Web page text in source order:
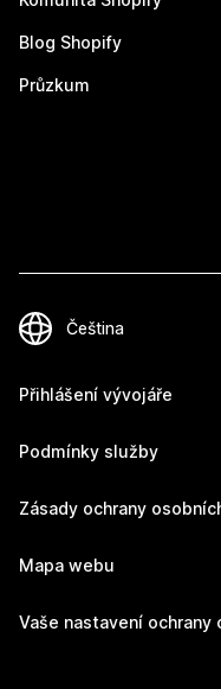
Blog Shopify
Průzkum
Přihlášení vývojáře
Podmínky služby
Zásady ochrany
Mapa webu
Vaše nastavení ochrany